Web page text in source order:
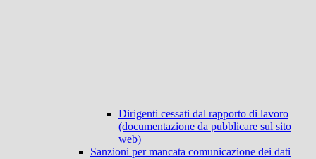
Dirigenti cessati dal rapporto di lavoro
(documentazione da pubblicare sul sito
web)
Sanzioni per mancata comunicazione dei dati